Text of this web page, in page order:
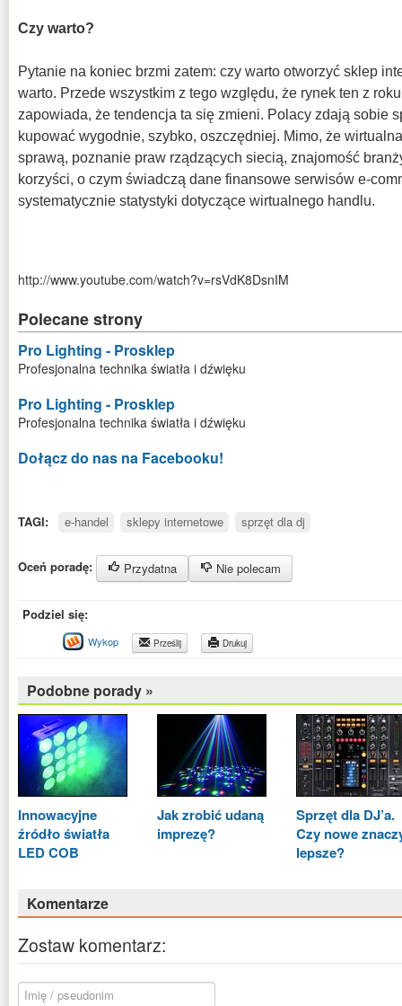
Czy warto?
Pytanie na koniec brzmi zatem: czy warto otworzyć sklep
warto. Przede wszystkim z tego względu, że rynek ten z
zapowiada, że tendencja ta się zmieni. Polacy zdają sobie
kupować wygodnie, szybko, oszczędniej. Mimo, że
sprawą, poznanie praw rządzących siecią, znajomość
korzyści, o czym świadczą dane finansowe serwisów e-
systematycznie statystyki dotyczące wirtualnego handlu.
http://www.youtube.com/watch?v=rsVdK8DsnIM
Polecane strony
Pro Lighting - Prosklep
Profesjonalna technika światła i dźwięku
Pro Lighting - Prosklep
Profesjonalna technika światła i dźwięku
Dołącz do nas na Facebooku!
TAGI: e-handel sklepy internetowe sprzęt dla dj
Oceń poradę: Przydatna Nie polecam
Podziel się:
Wykop Prześlij Drukuj
Podobne porady »
Innowacyjne
źródło światła
LED COB
Jak zrobić udaną
imprezę?
Sprzęt dla DJ’a.
Czy nowe
lepsze?
Komentarze
Zostaw komentarz: